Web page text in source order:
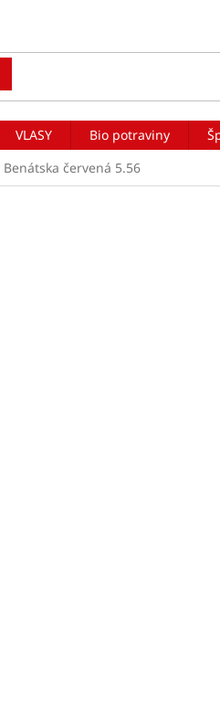
VLASY Bio potraviny
červená 5.56